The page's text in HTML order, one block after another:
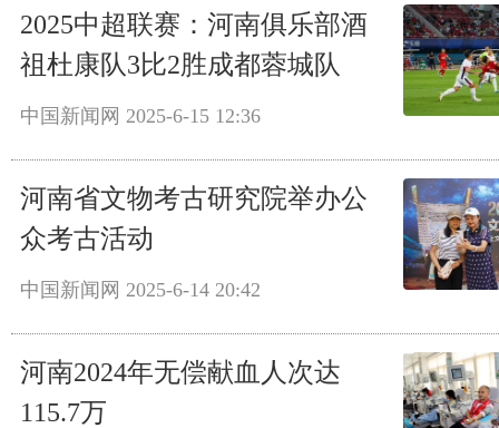
2025中超联赛：河南俱乐部酒
祖杜康队3比2胜成都蓉城队
中国新闻网 2025-6-15 12:36
河南省文物考古研究院举办公
众考古活动
中国新闻网 2025-6-14 20:42
河南2024年无偿献血人次达
115.7万